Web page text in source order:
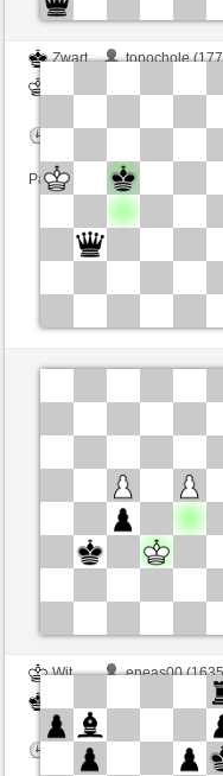
Zwart
topochole
Speelduur: 2 minutes/
Partij telt mee voor de ranglijst
Wit
topochole
Partij telt mee voor de ranglijst
Wit
eneas00
immerwinner
Speelduur: 5 minutes/